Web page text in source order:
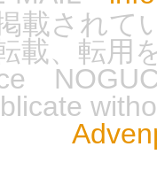
載されて
載、転用